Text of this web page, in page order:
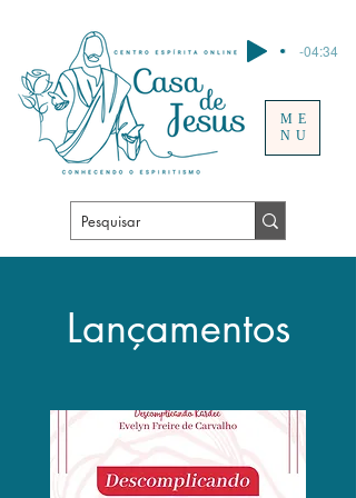
ME
NU
-04:34
Lançamentos